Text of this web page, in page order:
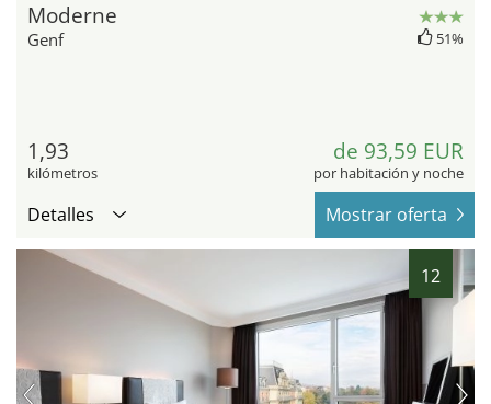
Moderne
Genf 51%
1,93
kilómetros
de 93,59 EUR
por habitación y noche
Detalles Mostrar oferta
12